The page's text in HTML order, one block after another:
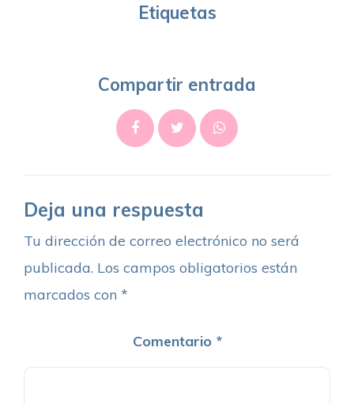
Etiquetas
Compartir entrada
Deja una respuesta
Tu dirección de correo electrónico no será
publicada. Los campos obligatorios están
marcados con *
Comentario *